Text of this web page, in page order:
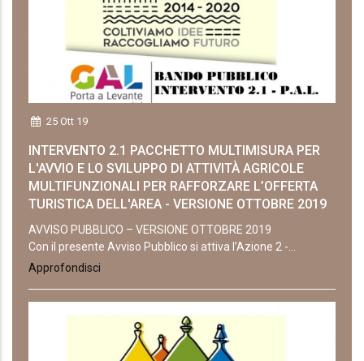
25 Ott 19
INTERVENTO 2.1 PACCHETTO MULTIMISURA PER
L'AVVIO E LO SVILUPPO DI ATTIVITÀ AGRICOLE
MULTIFUNZIONALI PER RAFFORZARE L’OFFERTA
TURISTICA DELL'AREA - VERSIONE OTTOBRE 2019
AVVISO PUBBLICO – VERSIONE OTTOBRE 2019
Con il presente Avviso Pubblico si attiva l’Azione 2 -...
Approfondisci